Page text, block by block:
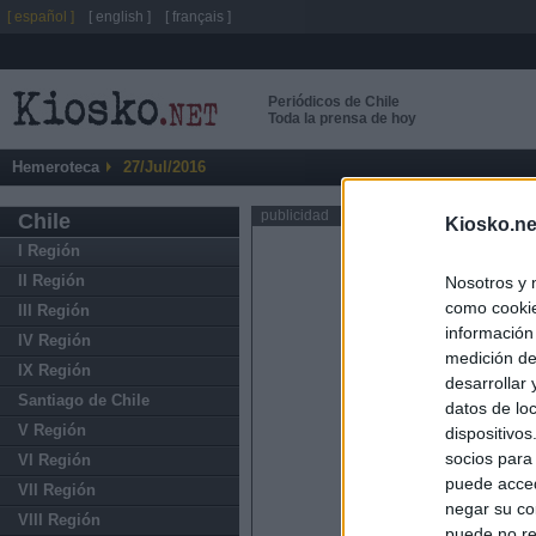
Nosotros y
como
medición
desarrollar
datos de
socios
puede
negar su
Periódicos de Chile
Toda la prensa de hoy
Hemeroteca 27/Jul/2016
Chile
I Región
II Región
III Región
IV Región
IX Región
Santiago de Chile
V Región
VI Región
VII Región
VIII Región
publicidad
[ español ] [ english ] [ français ]